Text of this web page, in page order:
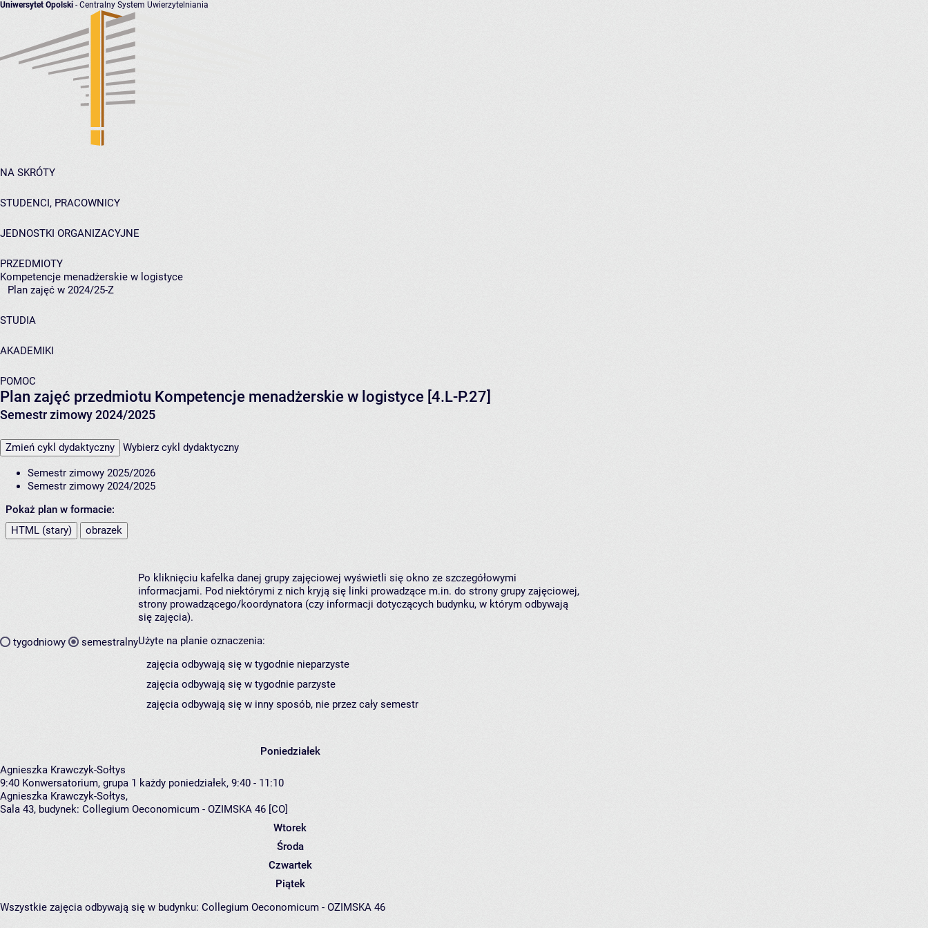
Uniwersytet Opolski - Centralny System Uwierzytelniania
NA SKRÓTY
STUDENCI, PRACOWNICY
JEDNOSTKI ORGANIZACYJNE
PRZEDMIOTY
Kompetencje menadżerskie w logistyce
Plan zajęć w 2024/25-Z
STUDIA
AKADEMIKI
POMOC
Plan zajęć przedmiotu Kompetencje menadżerskie w logistyce [4.L-P.27]
Semestr zimowy 2024/2025
Zmień cykl dydaktyczny Wybierz cykl dydaktyczny
Semestr zimowy 2025/2026
Semestr zimowy 2024/2025
Pokaż plan w formacie:
HTML (stary)
obrazek
tygodniowy semestralny
Po kliknięciu kafelka danej grupy zajęciowej wyświetli się okno ze szczegółowymi
informacjami. Pod niektórymi z nich kryją się linki prowadzące m.in. do strony grupy zajęciowej,
strony prowadzącego/koordynatora (czy informacji dotyczących budynku, w którym odbywają
się zajęcia).
Użyte na planie oznaczenia:
zajęcia odbywają się w tygodnie nieparzyste
zajęcia odbywają się w tygodnie parzyste
zajęcia odbywają się w inny sposób, nie przez cały semestr
Poniedziałek
Agnieszka Krawczyk-Sołtys
9:40 Konwersatorium, grupa 1 każdy poniedziałek, 9:40 - 11:10
Agnieszka Krawczyk-Sołtys,
Sala 43, budynek: Collegium Oeconomicum - OZIMSKA 46 [CO]
Wtorek
Środa
Czwartek
Piątek
Wszystkie zajęcia odbywają się w budynku: Collegium Oeconomicum - OZIMSKA 46